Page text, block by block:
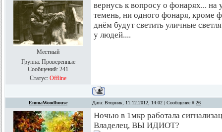
Местный
Группа: Проверенные
Сообщений: 241
Статус: Offline
вернусь к вопросу о фонарях... на
темень, ни одного фонаря, кроме
днём будут светить уличные
у людей....
EmmaWoodhouse Дата: Вторник, 11.12.2012, 14:02 | Сообщение # 26
Ночью в 1мкр работала
Владелец, ВЫ ИДИОТ?